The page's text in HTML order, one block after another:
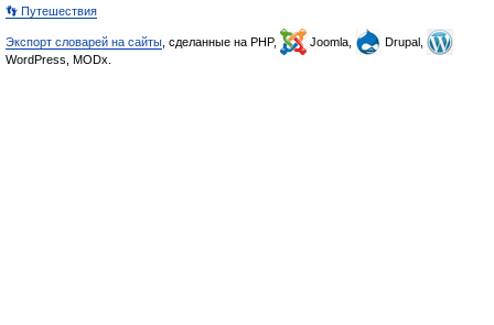
👣 Путешествия
Экспорт словарей на сайты , сделанные на PHP, Joomla,
Drupal,
WordPress, MODx.